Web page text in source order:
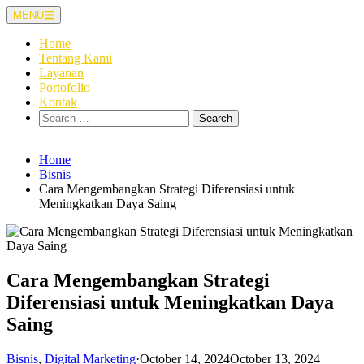
Skip
to
content
MENU
Home
Tentang Kami
Layanan
Portofolio
Kontak
Search
for:
Home
Bisnis
Cara Mengembangkan Strategi Diferensiasi untuk
Meningkatkan Daya Saing
Cara Mengembangkan Strategi
Diferensiasi untuk Meningkatkan Daya
Saing
Bisnis, Digital Marketing·October 14, 2024October 13, 2024